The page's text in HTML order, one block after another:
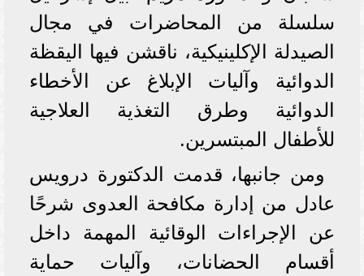
سلسلة من المحاضرات في مجال
الصيدلة الإكلينيكية، ناقشن فيها اليقظة
الدوائية وآليات الإبلاغ عن الأخطاء
الدوائية وطرق التغذية العلاجية
للأطفال المبتسرين.
ومن جانبها، قدمت الدكتورة درويس
عادل من إدارة مكافحة العدوى شرحًا
عن الإجراءات الوقائية المهمة داخل
أقسام الحضانات، وآليات حماية